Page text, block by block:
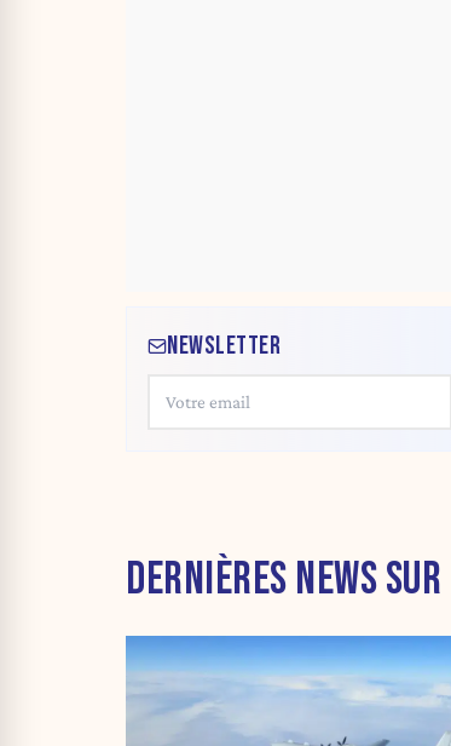
NEWSLETTER
DERNIÈRES NEWS SUR